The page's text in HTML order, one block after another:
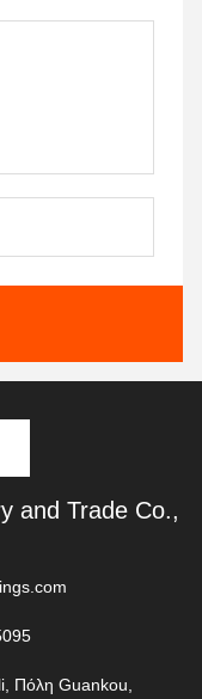
and Trade Co.,
Πόλη Guankou,